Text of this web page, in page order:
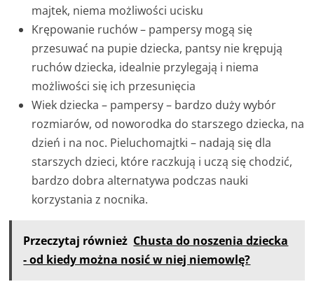
majtek, niema możliwości ucisku
Krępowanie ruchów – pampersy mogą się
przesuwać na pupie dziecka, pantsy nie krępują
ruchów dziecka, idealnie przylegają i niema
możliwości się ich przesunięcia
Wiek dziecka – pampersy – bardzo duży wybór
rozmiarów, od noworodka do starszego dziecka, na
dzień i na noc. Pieluchomajtki – nadają się dla
starszych dzieci, które raczkują i uczą się chodzić,
bardzo dobra alternatywa podczas nauki
korzystania z nocnika.
Przeczytaj również Chusta do noszenia dziecka
- od kiedy można nosić w niej niemowlę?